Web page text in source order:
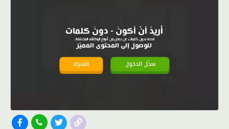
أُريدُ أنْ أكونَ - دونَ كلمات
قصة بدون كلمات عن بعض من أنواع الوظائف المختلفة.
للوصول إلى المحتوى المميّز
سجّل الدخول اشترك